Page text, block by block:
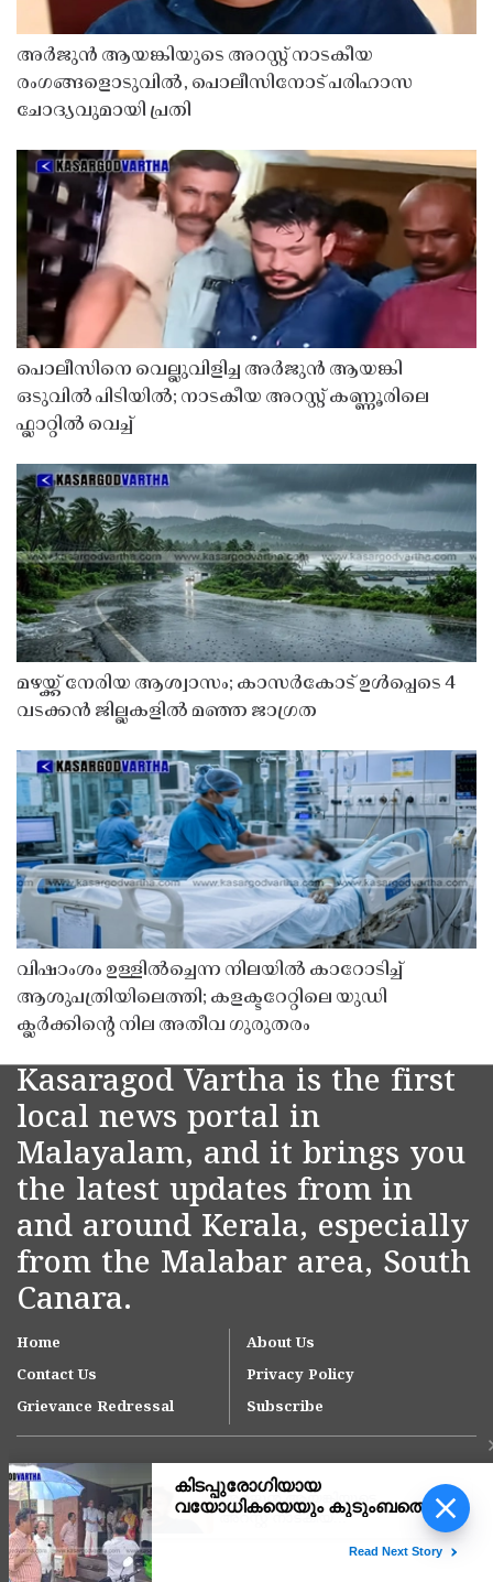
അർജുൻ ആയങ്കിയുടെ അറസ്റ്റ് നാടകീയ
രംഗങ്ങളൊടുവിൽ, പൊലീസിനോട് പരിഹാസ
ചോദ്യവുമായി പ്രതി
പൊലീസിനെ വെല്ലുവിളിച്ച അർജുൻ ആയങ്കി
ഒടുവിൽ പിടിയിൽ; നാടകീയ അറസ്റ്റ് കണ്ണൂരിലെ
ഫ്ലാറ്റിൽ വെച്ച്
മഴയ്ക്ക് നേരിയ ആശ്വാസം; കാസർകോട് ഉൾപ്പെടെ 4
വടക്കൻ ജില്ലകളിൽ മഞ്ഞ ജാഗ്രത
വിഷാംശം ഉള്ളിൽച്ചെന്ന നിലയിൽ കാറോടിച്ച്
ആശുപത്രിയിലെത്തി; കളക്ടറേറ്റിലെ യുഡി
ക്ലർക്കിൻ്റെ നില അതീവ ഗുരുതരം
Kasaragod Vartha is the first
local news portal in
Malayalam, and it brings you
the latest updates from in
and around Kerala, especially
from the Malabar area, South
Canara.
Home
About Us
Contact Us
Privacy Policy
Grievance Redressal
Subscribe
Copyright © 2007-
അർജുൻ ആയങ്കിയുടെ
അറസ്റ്റ് നാടകീയ
പൊലീസിനോട് പരിഹാസ